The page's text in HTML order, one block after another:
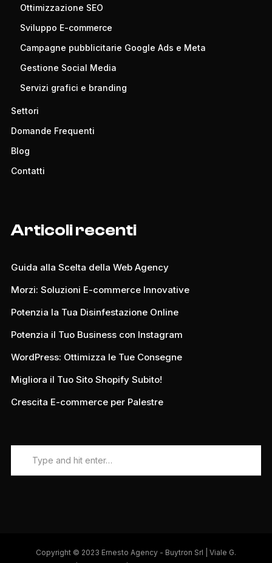
Ottimizzazione SEO
Sviluppo E-commerce
Campagne pubblicitarie Google Ads e Meta
Gestione Social Media
Servizi grafici e branding
Settori
Domande Frequenti
Blog
Contatti
Articoli recenti
Guida alla Scelta della Web Agency
Morzi: Soluzioni E-commerce Innovative
Potenzia la Tua Disinfestazione Online
Potenzia il Tuo Business con Instagram
WordPress: Ottimizza le Tue Consegne
Migliora il Tuo Sito Shopify Subito!
Crescita E-commerce per Palestre
Copyright © 2023 Ernesto Agency - Buytron Srl | Viale G.